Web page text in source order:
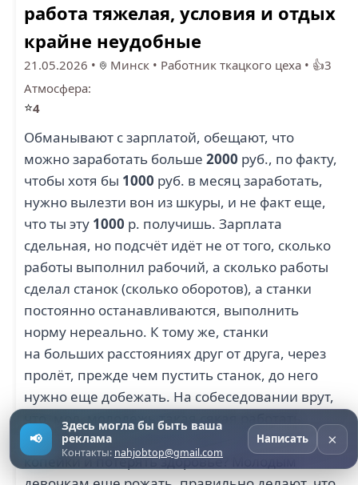
работа тяжелая, условия и отдых
крайне неудобные
21.05.2026 • Минск • Работник ткацкого цеха • 👍3
Атмосфера:
⭐4
Обманывают с зарплатой, обещают, что
можно заработать больше 2000 руб., по факту,
чтобы хотя бы 1000 руб. в месяц заработать,
нужно вылезти вон из шкуры, и не факт еще,
что ты эту 1000 р. получишь. Зарплата
сдельная, но подсчёт идёт не от того, сколько
работы выполнил рабочий, а сколько работы
сделал станок (сколько оборотов), а станки
постоянно останавливаются, выполнить
норму нереально. К тому же, станки
на больших расстояниях друг от друга, через
пролёт, прежде чем пустить станок, до него
нужно еще добежать. На собеседовании врут,
что, мол, молодежь такая сякая работать
не хочет — а кто захочет рвать жилы за3
копейки и потерять здоровье? Молодым
📢
Здесь могла бы быть ваша
реклама
Контакты: nahjobtop@gmail.com
Написать ×